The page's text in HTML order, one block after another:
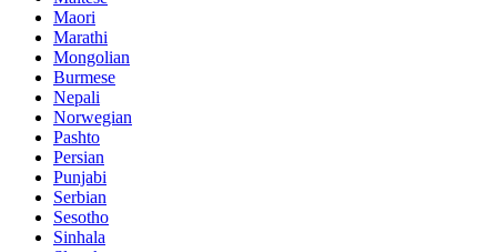
Maori
Marathi
Mongolian
Burmese
Nepali
Norwegian
Pashto
Persian
Punjabi
Serbian
Sesotho
Sinhala